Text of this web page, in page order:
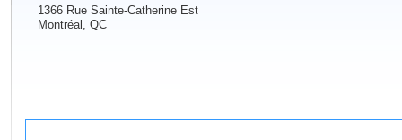
1366 Rue Sainte-Catherine Est
Montréal, QC